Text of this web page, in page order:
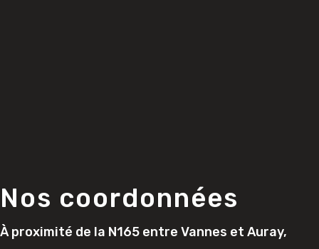
Nos coordonnées
À proximité de la N165 entre Vannes et Auray,